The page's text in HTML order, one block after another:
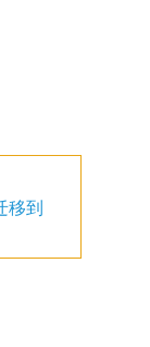
移到